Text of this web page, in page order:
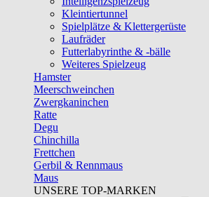
Kleintiertunnel
Spielplätze & Klettergerüste
Laufräder
Futterlabyrinthe & -bälle
Weiteres Spielzeug
Hamster
Meerschweinchen
Zwergkaninchen
Ratte
Degu
Chinchilla
Frettchen
Gerbil & Rennmaus
Maus
UNSERE TOP-MARKEN